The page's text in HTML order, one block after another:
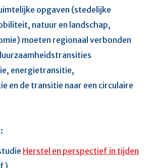
opgaven (stedelijke
natuur en landschap,
moeten regionaal verbonden
energietransitie,
en de transitie naar een circulaire
Herstel en perspectief in tijden